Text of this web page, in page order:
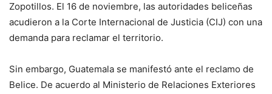
Zopotillos. El 16 de noviembre, las autoridades beliceñas
acudieron a la Corte Internacional de Justicia (CIJ) con una
demanda para reclamar el territorio.
Sin embargo, Guatemala se manifestó ante el reclamo de
Belice. De acuerdo al Ministerio de Relaciones Exteriores